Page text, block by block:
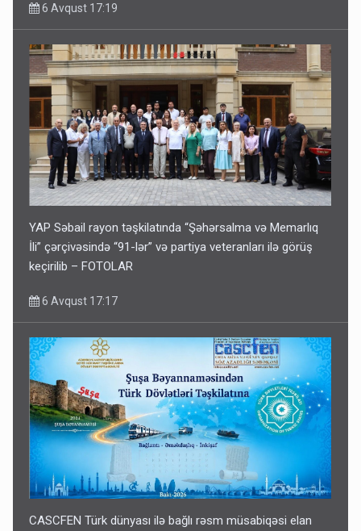
6 Avqust 17:19
YAP Səbail rayon təşkilatında “Şəhərsalma və Memarlıq
İli” çərçivəsində “91-lər” və partiya veteranları ilə görüş
keçirilib – FOTOLAR
6 Avqust 17:17
CASCFEN Türk dünyası ilə bağlı rəsm müsabiqəsi elan